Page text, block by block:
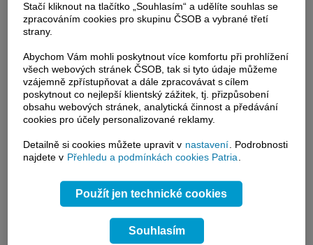
Stačí kliknout na tlačítko „Souhlasím“ a udělíte souhlas se
zpracováním cookies pro skupinu ČSOB a vybrané třetí
strany.
Abychom Vám mohli poskytnout více komfortu při prohlížení
všech webových stránek ČSOB, tak si tyto údaje můžeme
vzájemně zpřístupňovat a dále zpracovávat s cílem
poskytnout co nejlepší klientský zážitek, tj. přizpůsobení
obsahu webových stránek, analytická činnost a předávání
cookies pro účely personalizované reklamy.
Detailně si cookies můžete upravit v nastavení. Podrobnosti
najdete v Přehledu a podmínkách cookies Patria.
Použít jen technické cookies
Souhlasím